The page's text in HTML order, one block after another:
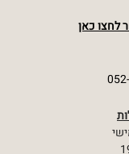
לחצו כאן